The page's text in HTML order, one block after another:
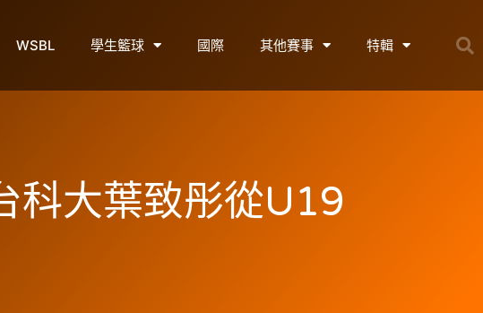
WSBL 學生籃球 國際 其他賽事 特輯
科大葉致彤從U19